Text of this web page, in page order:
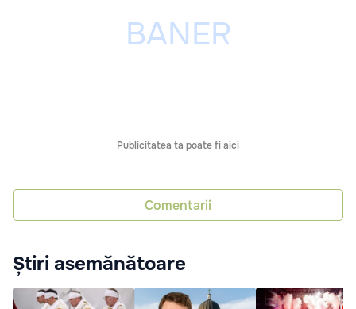
Publicitatea ta poate fi aici
Comentarii
Știri asemănătoare